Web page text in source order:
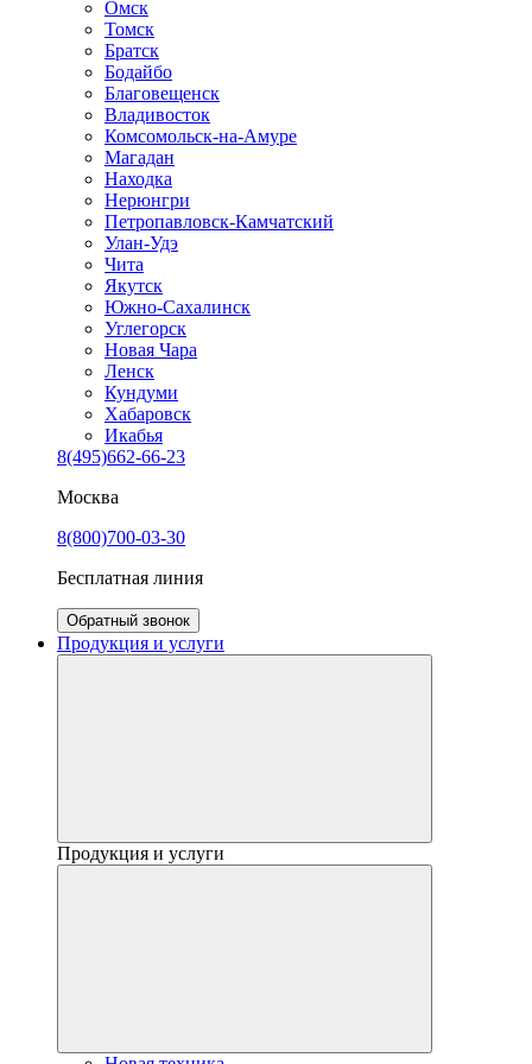
Омск
Томск
Братск
Бодайбо
Благовещенск
Владивосток
Комсомольск-на-Амуре
Магадан
Находка
Нерюнгри
Петропавловск-Камчатский
Улан-Удэ
Чита
Якутск
Южно-Сахалинск
Углегорск
Новая Чара
Ленск
Кундуми
Хабаровск
Икабья
8(495)662-66-23
Москва
8(800)700-03-30
Бесплатная линия
Обратный звонок
Продукция и услуги
Продукция и услуги